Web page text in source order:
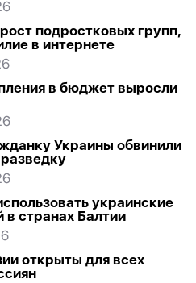
подростковых групп,
в интернете
в бюджет выросли
Украины обвинили
украинские
странах Балтии
открыты для всех